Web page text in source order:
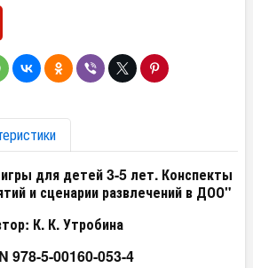
для детей 3-5 лет. Конспекты
и сценарии развлечений в ДОО"
К. К. Утробина
978-5-00160-053-4